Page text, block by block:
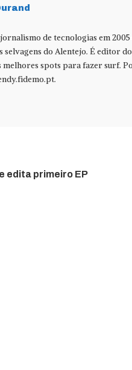
de tecnologias em
selvagens do Alentejo. É editor
melhores spots para fazer surf.
.
edita primeiro EP